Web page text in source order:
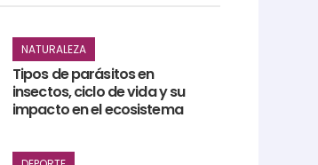
NATURALEZA
Tipos de parásitos en
insectos, ciclo de vida y su
impacto en el ecosistema